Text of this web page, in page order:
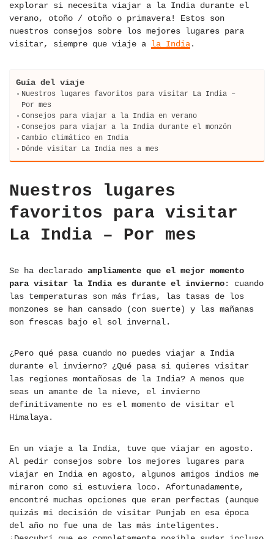
explorar si necesita viajar a la India durante el
verano, otoño / otoño o primavera! Estos son
nuestros consejos sobre los mejores lugares para
visitar, siempre que viaje a la India.
Guía del viaje
Nuestros lugares favoritos para visitar La India –
Por mes
Consejos para viajar a la India en verano
Consejos para viajar a la India durante el monzón
Cambio climático en India
Dónde visitar La India mes a mes
Nuestros lugares
favoritos para visitar
La India – Por mes
Se ha declarado ampliamente que el mejor momento
para visitar la India es durante el invierno: cuando
las temperaturas son más frías, las tasas de los
monzones se han cansado (con suerte) y las mañanas
son frescas bajo el sol invernal.
¿Pero qué pasa cuando no puedes viajar a India
durante el invierno? ¿Qué pasa si quieres visitar
las regiones montañosas de la India? A menos que
seas un amante de la nieve, el invierno
definitivamente no es el momento de visitar el
Himalaya.
En un viaje a la India, tuve que viajar en agosto.
Al pedir consejos sobre los mejores lugares para
viajar en India en agosto, algunos amigos indios me
miraron como si estuviera loco. Afortunadamente,
encontré muchas opciones que eran perfectas (aunque
quizás mi decisión de visitar Punjab en esa época
del año no fue una de las más inteligentes.